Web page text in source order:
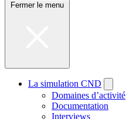
Fermer le menu
La simulation CND
Domaines d’activité
Documentation
Interviews